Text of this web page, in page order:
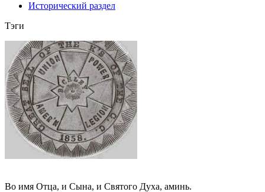
Исторический раздел
Тэги
Во имя Отца, и Сына, и Святого Духа, аминь.